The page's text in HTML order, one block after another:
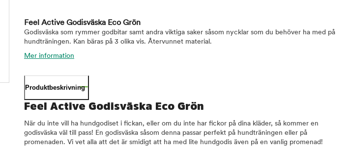
Feel Active Godisväska Eco Grön
Godisväska som rymmer godbitar samt andra viktiga saker såsom nycklar som du behöver ha med på
hundträningen. Kan bäras på 3 olika vis. Återvunnet material.
Mer information
Produktbeskrivning
Feel Active Godisväska Eco Grön
När du inte vill ha hundgodiset i fickan, eller om du inte har fickor på dina kläder, så kommer en
godisväska väl till pass! En godisväska såsom denna passar perfekt på hundträningen eller på
promenaden. Vi vet alla att det är smidigt att ha med lite hundgodis även på en vanlig promenad!